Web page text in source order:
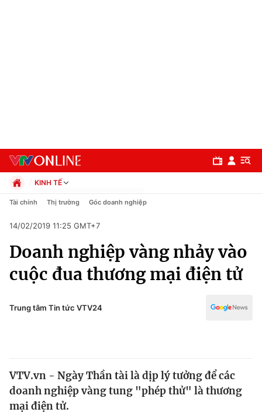
Chuyên mục
Chính trị
Thế giới
KINH TẾ
Chính trị
Pháp luật
Kinh tế
Thể thao
Truyền hình
Y tế
Tài chính Thị trường Góc doanh nghiệp
14/02/2019 11:25 GMT+7
Doanh nghiệp vàng nhảy vào
cuộc đua thương mại điện tử
Trung tâm Tin tức VTV24
VTV.vn - Ngày Thần tài là dịp lý tưởng để các
doanh nghiệp vàng tung "phép thử" là thương
mại điện tử.